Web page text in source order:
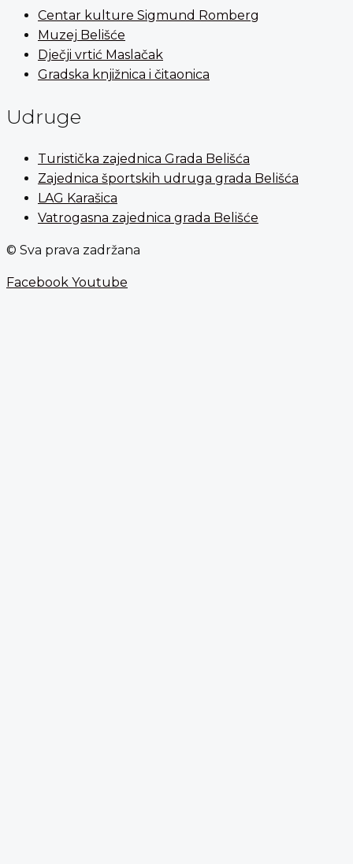
Centar kulture Sigmund Romberg
Muzej Belišće
Dječji vrtić Maslačak
Gradska knjižnica i čitaonica
Udruge
Turistička zajednica Grada Belišća
Zajednica športskih udruga grada Belišća
LAG Karašica
Vatrogasna zajednica grada Belišće
© Sva prava zadržana
Facebook Youtube